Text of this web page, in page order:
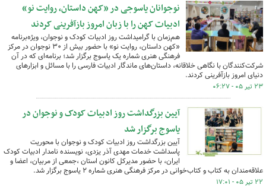
نوجوانان یاسوجی در «کهن داستان، روایت نو»
ادبیات کهن را با زبان امروز بازآفرینی کردند
هم‌زمان با گرامیداشت روز ادبیات کودک و نوجوان، ویژه‌برنامه
«کهن داستان، روایت نو» با حضور بیش از ۳۰ نوجوان در مرکز
فرهنگی هنری شماره یک یاسوج برگزار شد؛ برنامه‌ای که در آن
شرکت‌کنندگان با نگاهی خلاقانه، داستان‌های ماندگار ادبیات فارسی را با مسائل و ابزارهای
دنیای امروز بازآفرینی کردند.
۲۳ تیر ۰۵ - ۰۶:۲۷
آیین بزرگداشت روز ادبیات کودک و نوجوان در
یاسوج برگزار شد
آیین بزرگداشت روز ادبیات کودک و نوجوان با محوریت
پاسداشت خدمات مهدی آذر یزدی، نویسنده نامدار ادبیات کودک
ایران، با حضور مدیرکل کانون استان ،جمعی از مربیان، اعضا و
علاقه‌مندان به کتاب و کتاب‌خوانی در مرکز فرهنگی هنری شماره ۲ یاسوج برگزار شد.
۲۲ تیر ۰۵ - ۱۷:۰۱